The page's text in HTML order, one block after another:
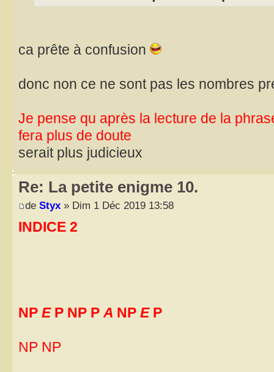
ca prête à confusion
donc non ce ne sont pas les nombres
Je pense qu après la lecture de la
fera plus de doute
serait plus judicieux
Re: La petite enigme 10.
de Styx » Dim 1 Déc 2019 13:58
INDICE 2
NP EP NP P A NP EP
NP NP